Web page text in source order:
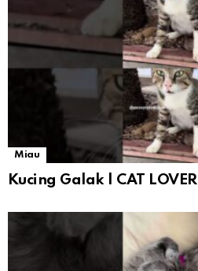
Miau
Kucing Galak | CAT LOVER